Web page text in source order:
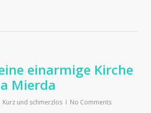
einarmige Kirche
Mierda
Kurz und schmerzlos No Comments